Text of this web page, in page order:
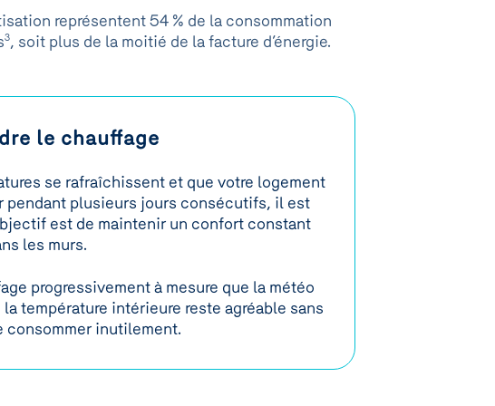
représentent 54 % de la consommation
3, soit plus de la moitié de la facture d’énergie.
le chauffage
se rafraîchissent et que votre logement
pendant plusieurs jours consécutifs, il est
est de maintenir un confort constant
les murs.
progressivement à mesure que la météo
température intérieure reste agréable sans
consommer inutilement.